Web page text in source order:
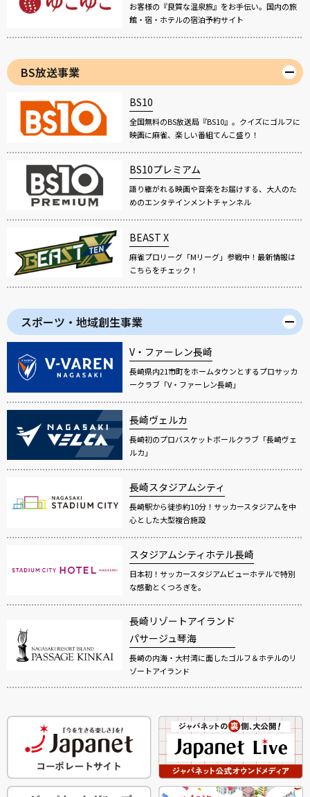
お客様の『良質な温泉旅』をお手伝い。国内の旅
館・宿・ホテルの宿泊予約サイト
BS放送事業
BS10
全国無料のBS放送局『BS10』。クイズにゴルフに
映画に麻雀、楽しい番組てんこ盛り！
BS10プレミアム
語り継がれる映画や音楽をお届けする、大人のた
めのエンタテインメントチャンネル
BEAST X
麻雀プロリーグ「Mリーグ」参戦中！最新情報は
こちらをチェック！
スポーツ・地域創生事業
V・ファーレン長崎
長崎県内21市町をホームタウンとするプロサッカ
ークラブ「V・ファーレン長崎」
長崎ヴェルカ
長崎初のプロバスケットボールクラブ「長崎ヴェ
ルカ」
長崎スタジアムシティ
長崎駅から徒歩約10分！サッカースタジアムを中
心とした大型複合施設
スタジアムシティホテル長崎
日本初！サッカースタジアムビューホテルで特別
な感動とくつろぎを。
長崎リゾートアイランド
パサージュ琴海
長崎の内海・大村湾に面したゴルフ＆ホテルのリ
ゾートアイランド